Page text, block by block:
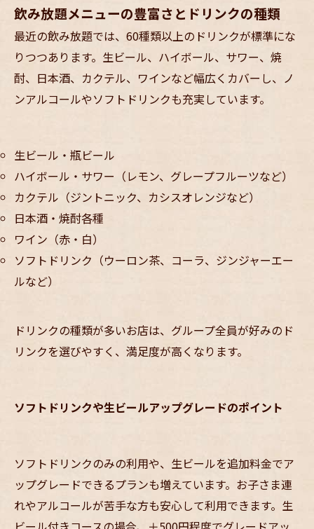
飲み放題メニューの豊富さとドリンクの種類
最近の飲み放題では、60種類以上のドリンクが標準にな
りつつあります。生ビール、ハイボール、サワー、焼
酎、日本酒、カクテル、ワインなど幅広くカバーし、ノ
ンアルコールやソフトドリンクも充実しています。
生ビール・瓶ビール
ハイボール・サワー（レモン、グレープフルーツなど）
カクテル（ジントニック、カシスオレンジなど）
日本酒・焼酎各種
ワイン（赤・白）
ソフトドリンク（ウーロン茶、コーラ、ジンジャーエー
ルなど）
ドリンクの種類が多いお店は、グループ全員が好みのド
リンクを選びやすく、満足度が高くなります。
ソフトドリンクや生ビールアップグレードのポイント
ソフトドリンクのみの利用や、生ビールを追加料金でア
ップグレードできるプランも増えています。お子さま連
れやアルコールが苦手な方も安心して利用できます。生